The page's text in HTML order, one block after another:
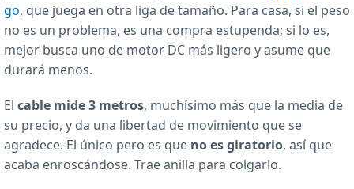
go, que juega en otra liga de tamaño. Para casa, si el peso
no es un problema, es una compra estupenda; si lo es,
mejor busca uno de motor DC más ligero y asume que
durará menos.
El cable mide 3 metros, muchísimo más que la media de
su precio, y da una libertad de movimiento que se
agradece. El único pero es que no es giratorio, así que
acaba enroscándose. Trae anilla para colgarlo.